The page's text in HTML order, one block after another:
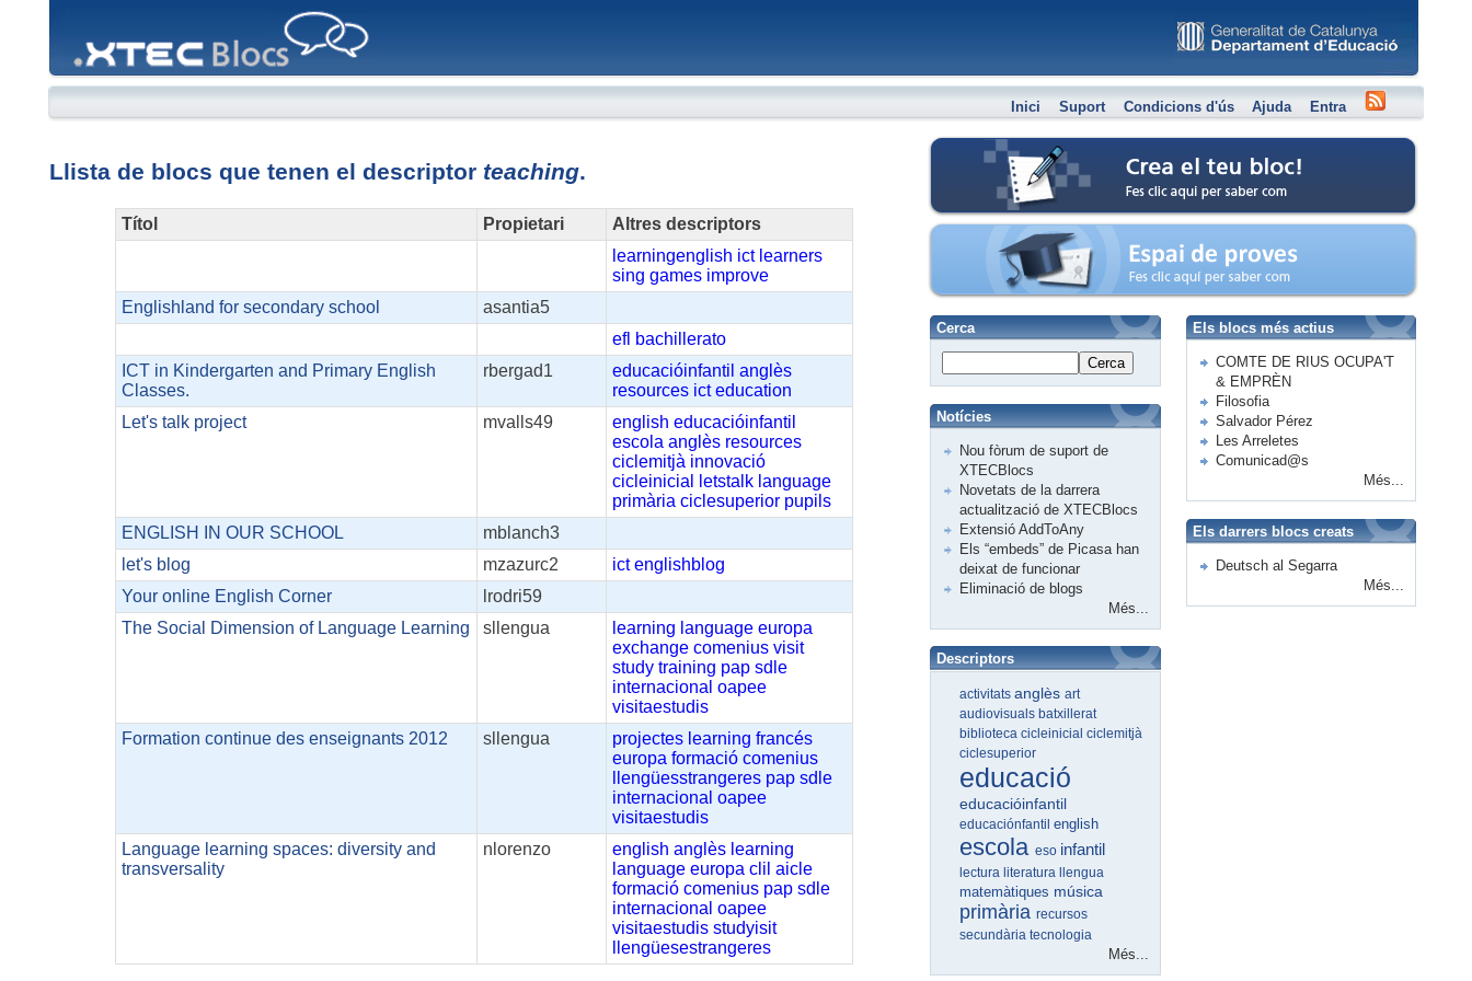
Inici Suport Condicions d'ús Ajuda Entra
Llista de blocs que tenen el descriptor teaching.
Títol Propietari
Altres descriptors
learningenglish ict learners
sing games improve
Englishland for secondary school
asantia5
efl bachillerato
ICT in Kindergarten and Primary English
Classes.
rbergad1 educacióinfantil anglès
resources ict education
Let's talk project
mvalls49 english educacióinfantil
escola anglès resources
ciclemitjà innovació
cicleinicial
letstalk language
primària ciclesuperior pupils
ENGLISH IN OUR SCHOOL
mblanch3
let's blog
mzazurc2 ict englishblog
Your online English Corner
lrodri59
The Social Dimension of Language Learning
sllengua learning language europa
exchange comenius visit
study training pap sdle
internacional oapee
visitaestudis
Formation continue des enseignants 2012
sllengua projectes learning francés
europa formació comenius
llengüesstrangeres pap sdle
internacional oapee
visitaestudis
Language learning spaces: diversity and
transversality
nlorenzo english anglès learning
language europa clil aicle
formació comenius pap sdle
internacional oapee
visitaestudis studyisit
llengüesestrangeres
Crea el teu bloc
Espai de proves
Cerca
Cerca
Notícies
Nou fòrum de suport de
XTECBlocs
Novetats de la darrera
actualització de XTECBlocs
Extensió AddToAny
Els “embeds” de Picasa han
deixat de funcionar
Eliminació de blogs
Més...
Descriptors
activitatsanglèsart
audiovisualsbatxillerat
bibliotecacicleinicialciclemitjà
ciclesuperior
educació
educacióinfantil
educaciónfantilenglish
escolaeso infantil
lecturaliteraturallengua
matemàtiques música
primàriarecursos
secundàriatecnologia
Més...
Els blocs més actius
COMTE DE RIUS OCUPA'T
& EMPRÈN
Filosofia
Salvador Pérez
Les Arreletes
Comunicad@s
Més...
Els darrers blocs creats
Deutsch al Segarra
Més...